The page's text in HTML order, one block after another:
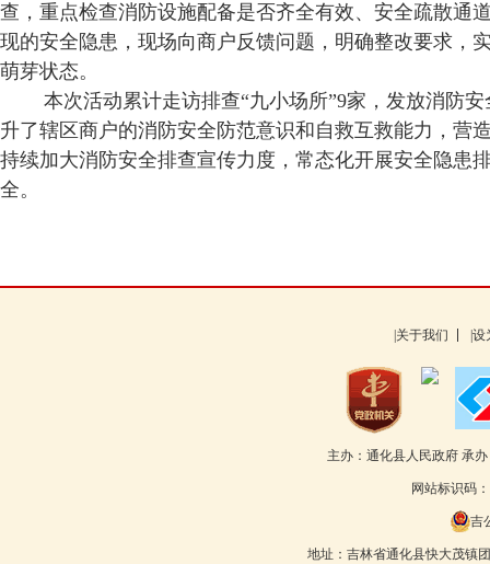
查，重点检查消防设施配备是否齐全有效、安全疏散通
现的安全隐患，现场向商户反馈问题，明确整改要求，
萌芽状态。
本次活动累计走访排查“九小场所”9家，发放消防安
升了辖区商户的消防安全防范意识和自救互救能力，营
持续加大消防安全排查宣传力度，常态化开展安全隐患
全。
|关于我们 |
主办：通化县人民政府 承
网站标识码
吉
地址：吉林省通化县快大茂镇